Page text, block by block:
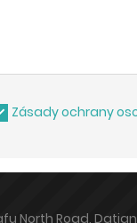
Zásady ochrany
North Road,